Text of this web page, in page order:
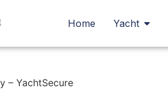
Home Yacht
– YachtSecure